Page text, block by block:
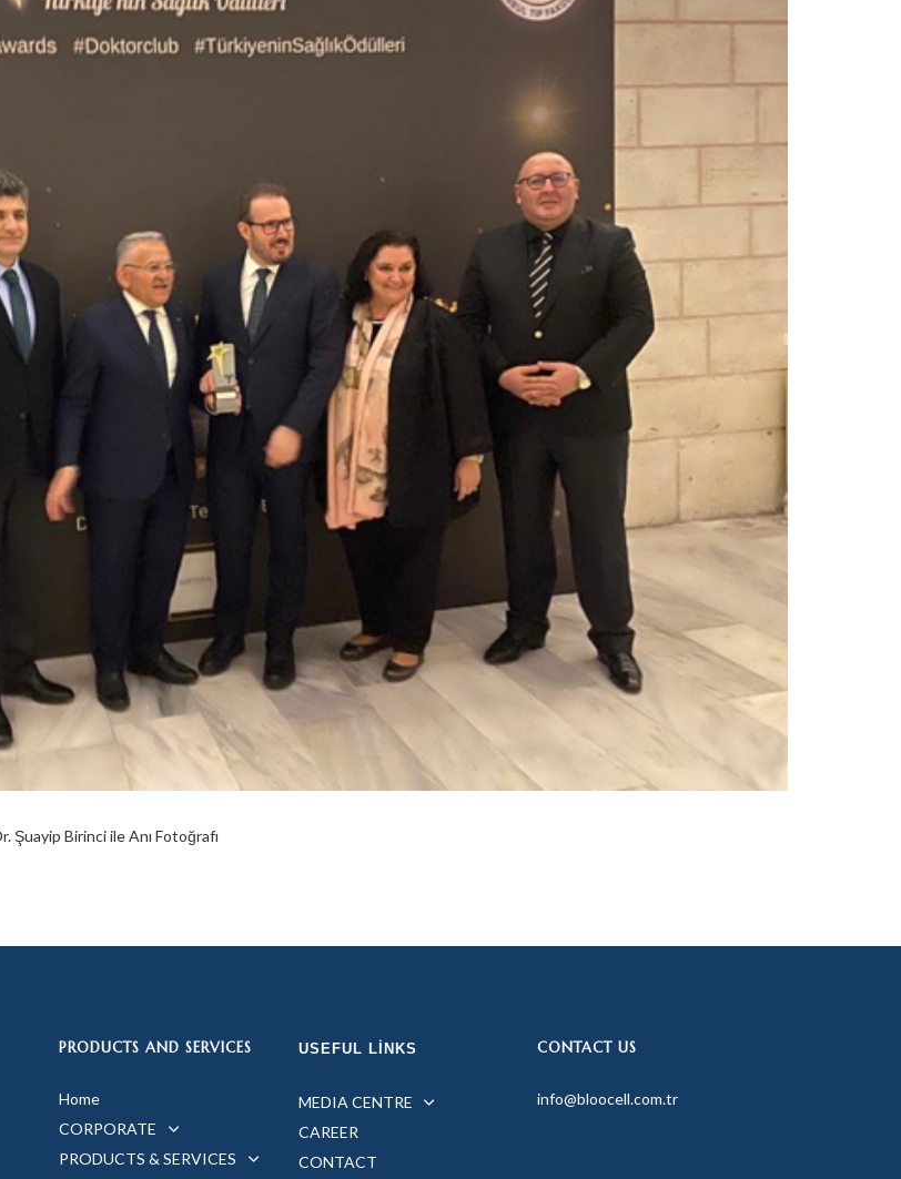
Şuayip Birinci ile Anı Fotoğrafı
PRODUCTS AND SERVICES
Home
CORPORATE
PRODUCTS & SERVICES
USEFUL LINKS
MEDIA CENTRE
CAREER
CONTACT
CONTACT US
info@bloocell.com.tr